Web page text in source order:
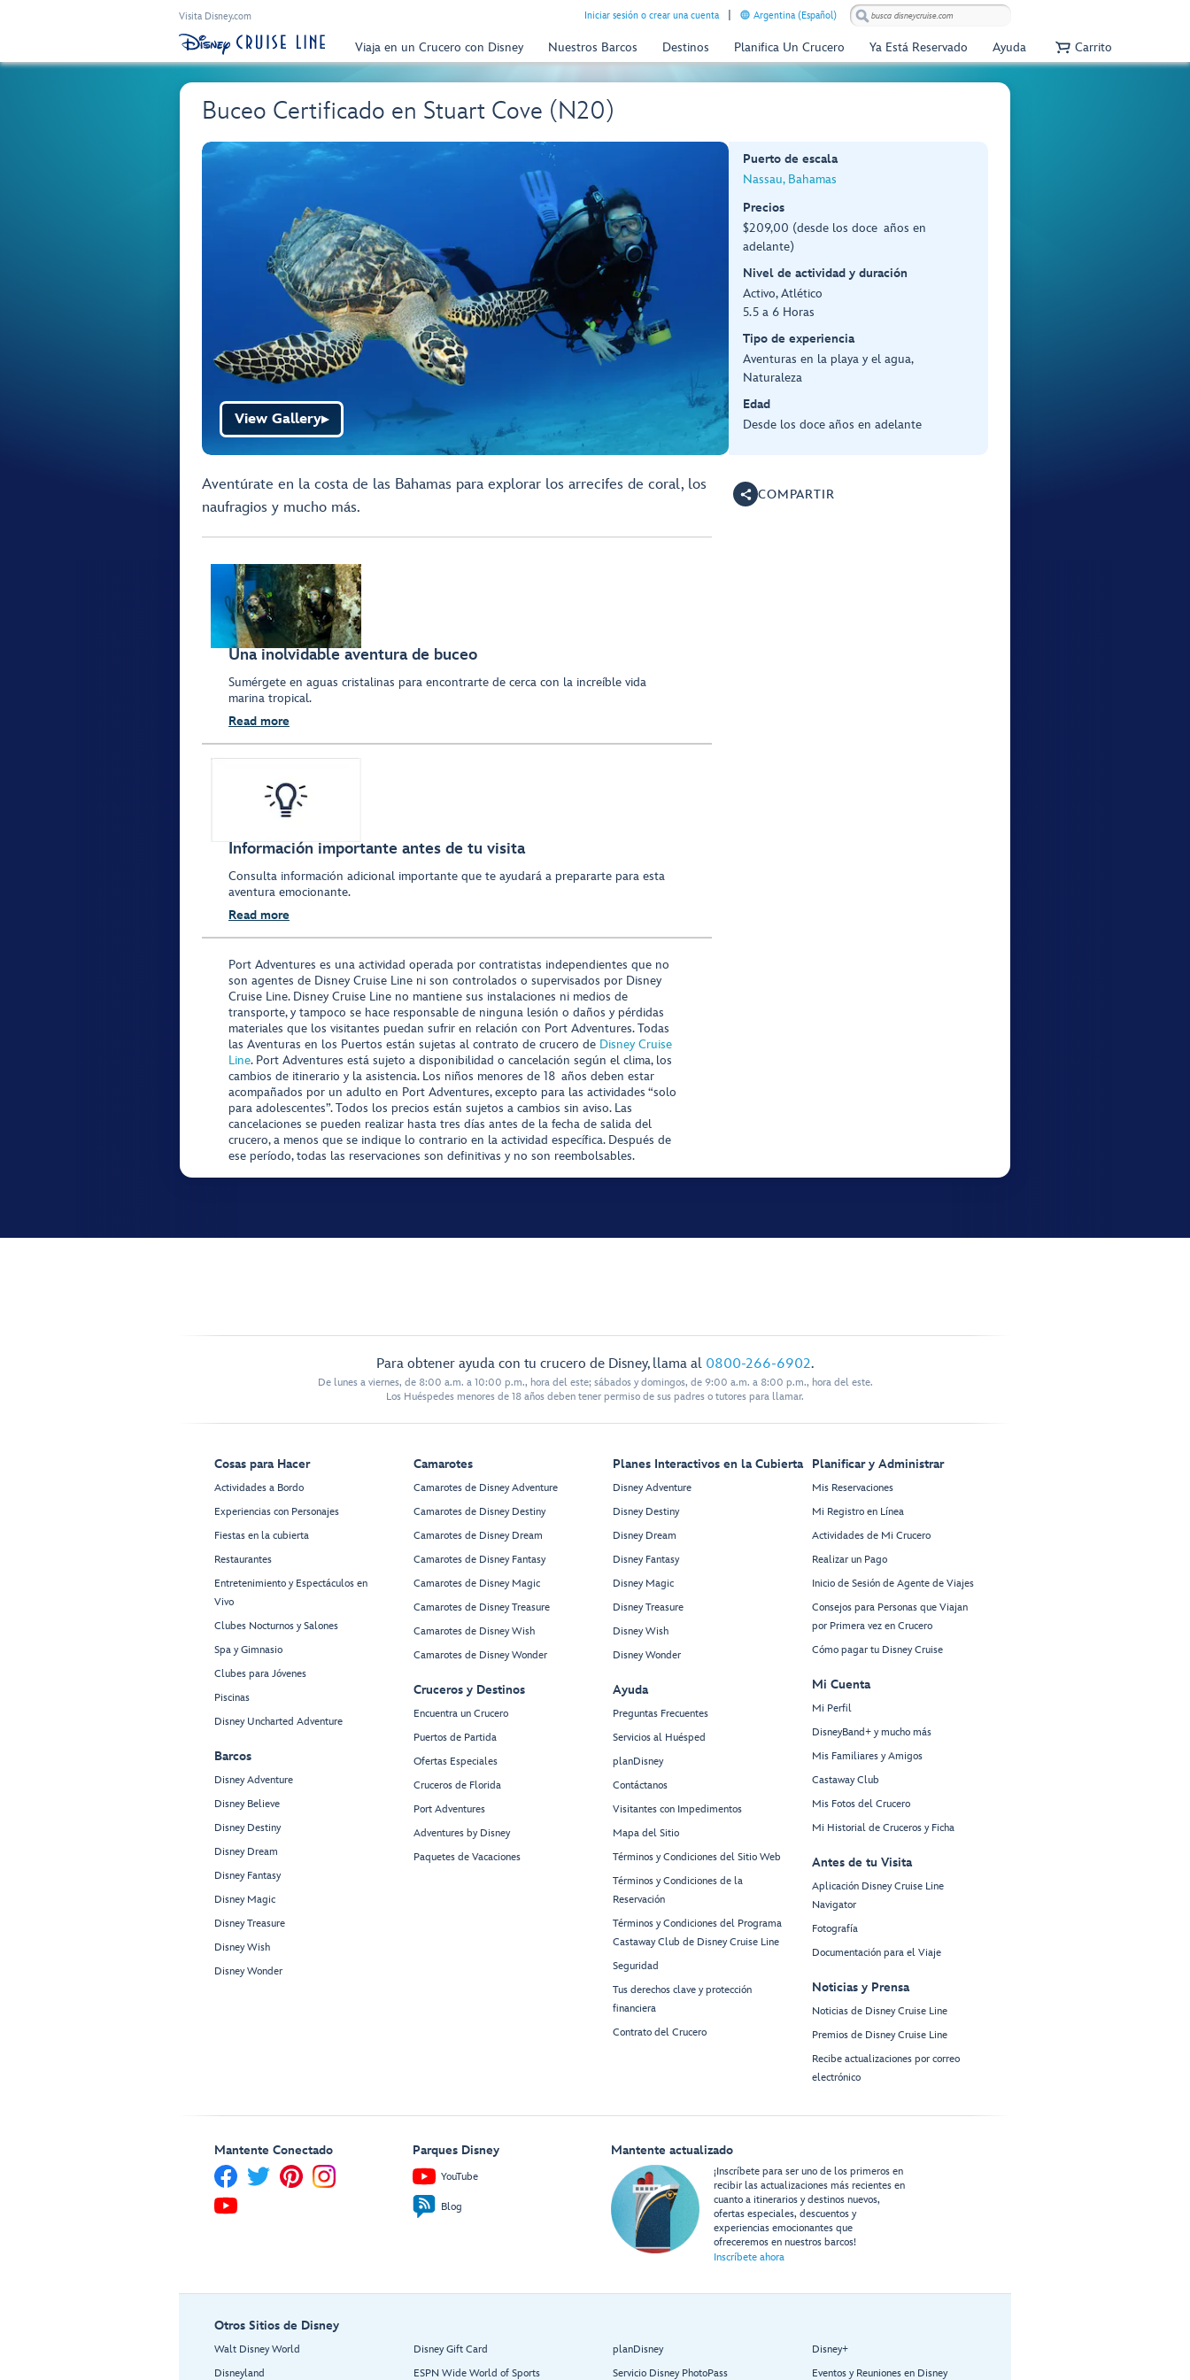
Visita Disney.com Iniciar sesión o crear una cuenta Argentina (Español)
Viaja en un Crucero con Disney Nuestros Barcos Destinos Planifica Un Crucero Ya Está Reservado Ayuda Carrito
Buceo Certificado en Stuart Cove (N20)
View Gallery▶
Puerto de escala
Nassau, Bahamas
Precios
$209,00 (desde los doce años en
adelante)
Nivel de actividad y duración
Activo, Atlético
5.5 a 6 Horas
Tipo de experiencia
Aventuras en la playa y el agua,
Naturaleza
Edad
Desde los doce años en adelante
Aventúrate en la costa de las Bahamas para explorar los arrecifes de coral, los
naufragios y mucho más.
Una inolvidable aventura de buceo
Sumérgete en aguas cristalinas para encontrarte de cerca con la increíble vida
marina tropical.
Read more
Información importante antes de tu visita
Consulta información adicional importante que te ayudará a prepararte para esta
aventura emocionante.
Read more
Port Adventures es una actividad operada por contratistas independientes que no
son agentes de Disney Cruise Line ni son controlados o supervisados por Disney
Cruise Line. Disney Cruise Line no mantiene sus instalaciones ni medios de
transporte, y tampoco se hace responsable de ninguna lesión o daños y pérdidas
materiales que los visitantes puedan sufrir en relación con Port Adventures. Todas
las Aventuras en los Puertos están sujetas al contrato de crucero de Disney Cruise
Line. Port Adventures está sujeto a disponibilidad o cancelación según el clima, los
cambios de itinerario y la asistencia. Los niños menores de 18 años deben estar
acompañados por un adulto en Port Adventures, excepto para las actividades “solo
para adolescentes”. Todos los precios están sujetos a cambios sin aviso. Las
cancelaciones se pueden realizar hasta tres días antes de la fecha de salida del
crucero, a menos que se indique lo contrario en la actividad específica. Después de
ese período, todas las reservaciones son definitivas y no son reembolsables.
COMPARTIR
Para obtener ayuda con tu crucero de Disney, llama al 0800-266-6902.
De lunes a viernes, de 8:00 a.m. a 10:00 p.m., hora del este; sábados y domingos, de 9:00 a.m. a 8:00 p.m., hora del este.
Los Huéspedes menores de 18 años deben tener permiso de sus padres o tutores para llamar.
Cosas para Hacer
Actividades a Bordo
Experiencias con Personajes
Fiestas en la cubierta
Restaurantes
Entretenimiento y Espectáculos en
Vivo
Clubes Nocturnos y Salones
Spa y Gimnasio
Clubes para Jóvenes
Piscinas
Disney Uncharted Adventure
Barcos
Disney Adventure
Disney Believe
Disney Destiny
Disney Dream
Disney Fantasy
Disney Magic
Disney Treasure
Disney Wish
Disney Wonder
Camarotes
Camarotes de Disney Adventure
Camarotes de Disney Destiny
Camarotes de Disney Dream
Camarotes de Disney Fantasy
Camarotes de Disney Magic
Camarotes de Disney Treasure
Camarotes de Disney Wish
Camarotes de Disney Wonder
Cruceros y Destinos
Encuentra un Crucero
Puertos de Partida
Ofertas Especiales
Cruceros de Florida
Port Adventures
Adventures by Disney
Paquetes de Vacaciones
Planes Interactivos en la Cubierta
Disney Adventure
Disney Destiny
Disney Dream
Disney Fantasy
Disney Magic
Disney Treasure
Disney Wish
Disney Wonder
Ayuda
Preguntas Frecuentes
Servicios al Huésped
planDisney
Contáctanos
Visitantes con Impedimentos
Mapa del Sitio
Términos y Condiciones del Sitio Web
Términos y Condiciones de la
Reservación
Términos y Condiciones del Programa
Castaway Club de Disney Cruise Line
Seguridad
Tus derechos clave y protección
financiera
Contrato del Crucero
Planificar y Administrar
Mis Reservaciones
Mi Registro en Línea
Actividades de Mi Crucero
Realizar un Pago
Inicio de Sesión de Agente de Viajes
Consejos para Personas que Viajan
por Primera vez en Crucero
Cómo pagar tu Disney Cruise
Mi Cuenta
Mi Perfil
DisneyBand+ y mucho más
Mis Familiares y Amigos
Castaway Club
Mis Fotos del Crucero
Mi Historial de Cruceros y Ficha
Antes de tu Visita
Aplicación Disney Cruise Line
Navigator
Fotografía
Documentación para el Viaje
Noticias y Prensa
Noticias de Disney Cruise Line
Premios de Disney Cruise Line
Recibe actualizaciones por correo
electrónico
Mantente Conectado Parques Disney
YouTube
Blog
Mantente actualizado
¡Inscríbete para ser uno de los primeros en
recibir las actualizaciones más recientes en
cuanto a itinerarios y destinos nuevos,
ofertas especiales, descuentos y
experiencias emocionantes que
ofreceremos en nuestros barcos!
Inscríbete ahora
Otros Sitios de Disney
Walt Disney World
Disneyland
Disney Gift Card
ESPN Wide World of Sports
planDisney
Servicio Disney PhotoPass
Disney+
Eventos y Reuniones en Disney